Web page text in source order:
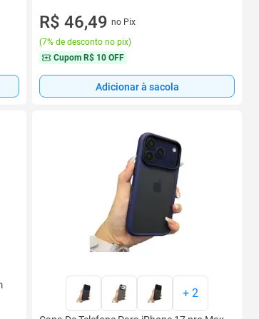
R$ 46,49 no Pix
(7% de desconto no pix)
Cupom R$ 10 OFF
Adicionar à sacola
+ 2